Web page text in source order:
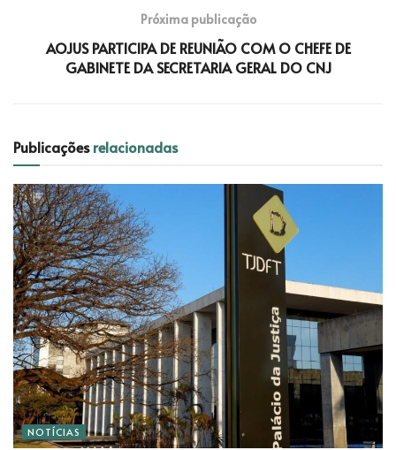
Próxima publicação
AOJUS PARTICIPA DE REUNIÃO COM O CHEFE DE
GABINETE DA SECRETARIA GERAL DO CNJ
Publicaçõesrelacionadas
NOTÍCIAS